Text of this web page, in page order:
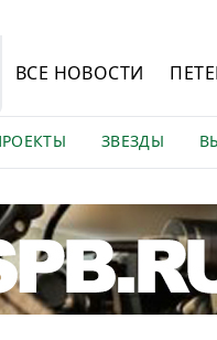
ВСЕ НОВОСТИ
ЗВЕЗДЫ